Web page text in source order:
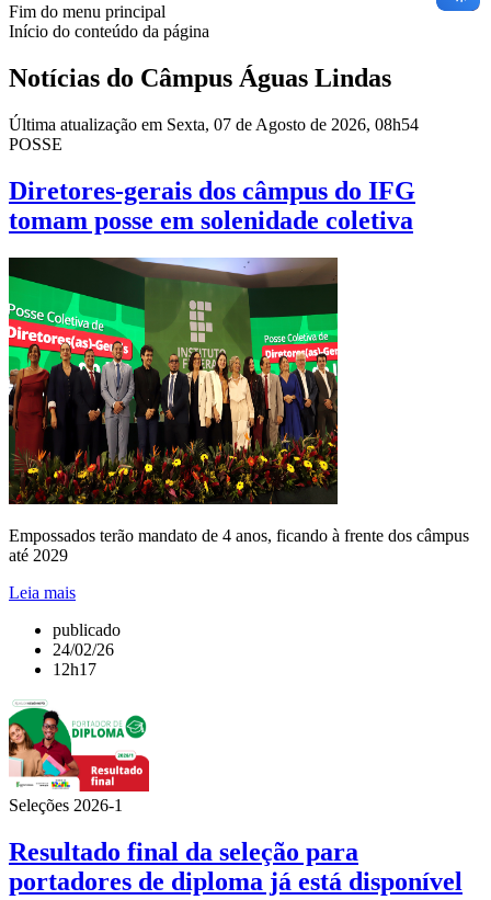
Fim do menu principal
Início do conteúdo da página
Notícias do Câmpus Águas Lindas
Última atualização em Sexta, 07 de Agosto de 2026, 08h54
POSSE
Diretores-gerais dos câmpus do IFG
tomam posse em solenidade coletiva
Empossados terão mandato de 4 anos, ficando à frente dos câmpus
até 2029
Leia mais
publicado
24/02/26
12h17
Seleções 2026-1
Resultado final da seleção para
portadores de diploma já está disponível